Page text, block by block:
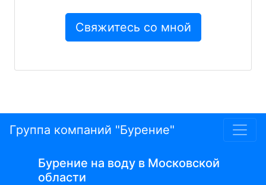
Группа компаний "Бурение"
Бурение на воду в Московской
области